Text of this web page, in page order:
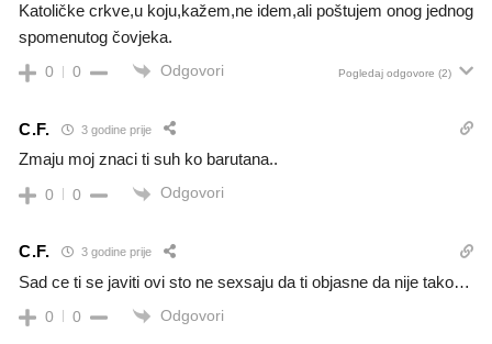
Katoličke crkve,u koju,kažem,ne idem,ali poštujem onog jednog
spomenutog čovjeka.
0 0 Odgovori Pogledaj odgovore (2)
C.F. 3 godine prije
Zmaju moj znaci ti suh ko barutana..
0 0 Odgovori
C.F. 3 godine prije
Sad ce ti se javiti ovi sto ne sexsaju da ti objasne da nije tako…
0 0 Odgovori